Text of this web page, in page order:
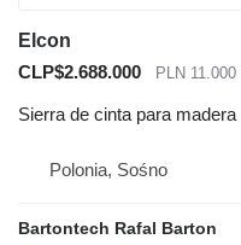
Elcon
CLP$2.688.000
PLN 11.000
Sierra de cinta para madera
Polonia, Sośno
Bartontech Rafal Barton